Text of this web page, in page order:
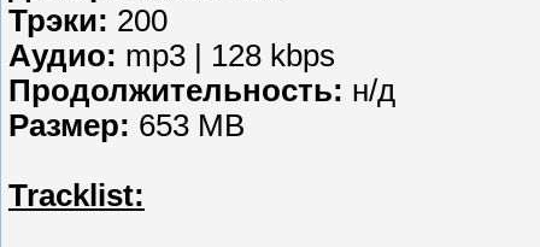
Трэки: 200
Аудио: mp3 | 128 kbps
Продолжительность: н/д
Размер: 653 MB
Tracklist: